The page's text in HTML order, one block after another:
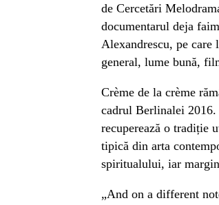
de Cercetări
documentarul deja
Alexandrescu, pe
general, lume bună,
Crème de la crème
cadrul Berlinalei
recuperează o tradiție
tipică din arta
spiritualului, iar
„And on a different